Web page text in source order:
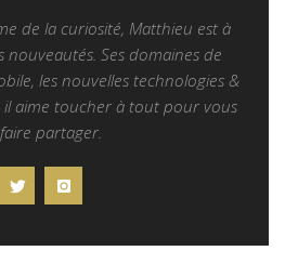
de la curiosité, Matthieu est à
Ses domaines de
les nouvelles technologies &
il aime toucher à tout pour vous
partager.